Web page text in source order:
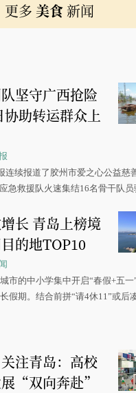
更多 美食新闻
坚守广西抢险
助转运群众上
连续报道了胶州市爱之心公益慈
急救援队火速集结16名骨干队员
长 青岛上榜境
的地TOP10
市的中小学集中开启“春假+五一
假期。结合前拼“请4休11”或后
注青岛：高校
“双向奔赴”